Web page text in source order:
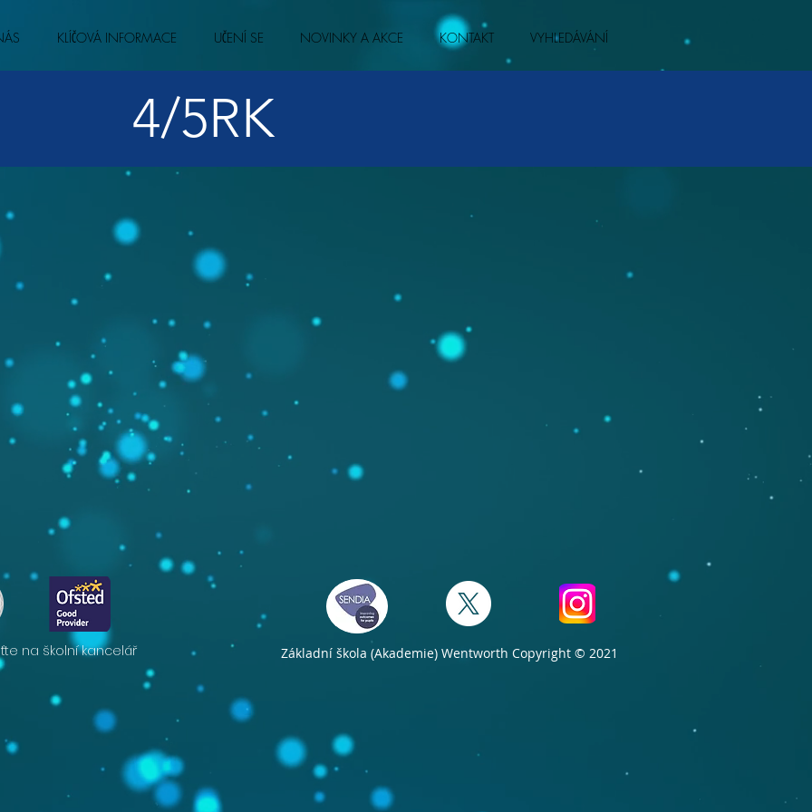
KLÍČOVÁ INFORMACE UČENÍ SE NOVINKY A AKCE KONTAKT VYHLEDÁVÁNÍ
4/5RK
na školní kancelář Základní škola (Akademie) Wentworth Copyright © 2021